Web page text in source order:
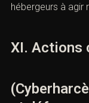
hébergeurs à agir
XI. Actions